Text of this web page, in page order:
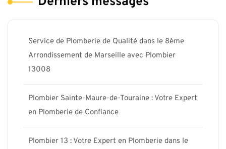
Service de Plomberie de Qualité dans le 8ème
Arrondissement de Marseille avec Plombier
13008
Plombier Sainte-Maure-de-Touraine : Votre Expert
en Plomberie de Confiance
Plombier 13 : Votre Expert en Plomberie dans le